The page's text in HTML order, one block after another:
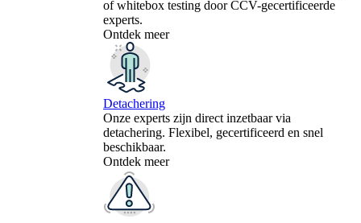
of whitebox testing door CCV-gecertificeerde
experts.
Ontdek meer
Detachering
Onze experts zijn direct inzetbaar via
detachering. Flexibel, gecertificeerd en snel
beschikbaar.
Ontdek meer